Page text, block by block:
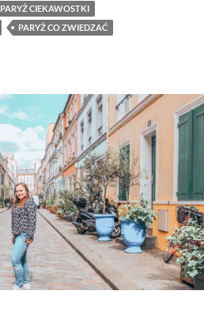
PARYŻ CIEKAWOSTKI
PARYŻ CO ZWIEDZAĆ